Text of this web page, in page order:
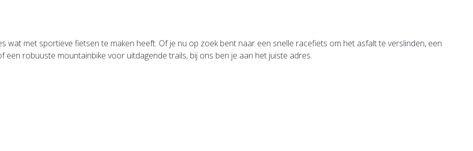
wat met sportieve fietsen te maken heeft. Of je nu op zoek bent naar een snelle racefiets om het asfalt te verslinden, een
robuuste mountainbike voor uitdagende trails, bij ons ben je aan het juiste adres.